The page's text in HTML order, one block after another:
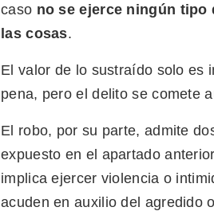
caso no se ejerce ningún tipo
las cosas.
El valor de lo sustraído solo es
pena, pero el delito se comete
El robo, por su parte, admite
expuesto en el apartado
implica ejercer violencia o
acuden en auxilio del agredido